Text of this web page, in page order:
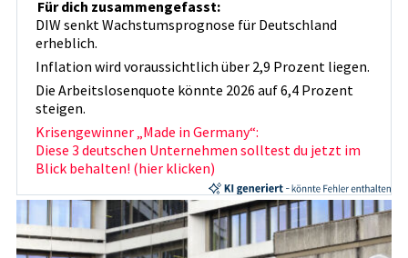
Für dich zusammengefasst:
DIW senkt Wachstumsprognose für Deutschland
erheblich.
Inflation wird voraussichtlich über 2,9 Prozent liegen.
Die Arbeitslosenquote könnte 2026 auf 6,4 Prozent
steigen.
Krisengewinner „Made in Germany“:
Diese 3 deutschen Unternehmen solltest du jetzt im
Blick behalten! (hier klicken)